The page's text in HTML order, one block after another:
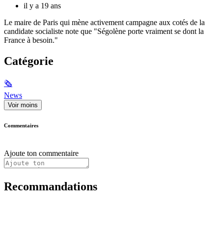
il y a 19 ans
Le maire de Paris qui mène activement campagne aux cotés de la
candidate socialiste note que "Ségolène porte vraiment se dont la
France à besoin."
Catégorie
🗞
News
Voir moins
Commentaires
Ajoute ton commentaire
Recommandations